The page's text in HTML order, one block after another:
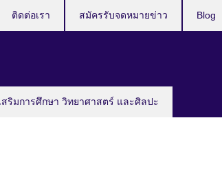
สริมการศึกษา วิทยาศาสตร์ และศิลปะ
ติดต่อเรา สมัครรับจดหมายข่าว Blog